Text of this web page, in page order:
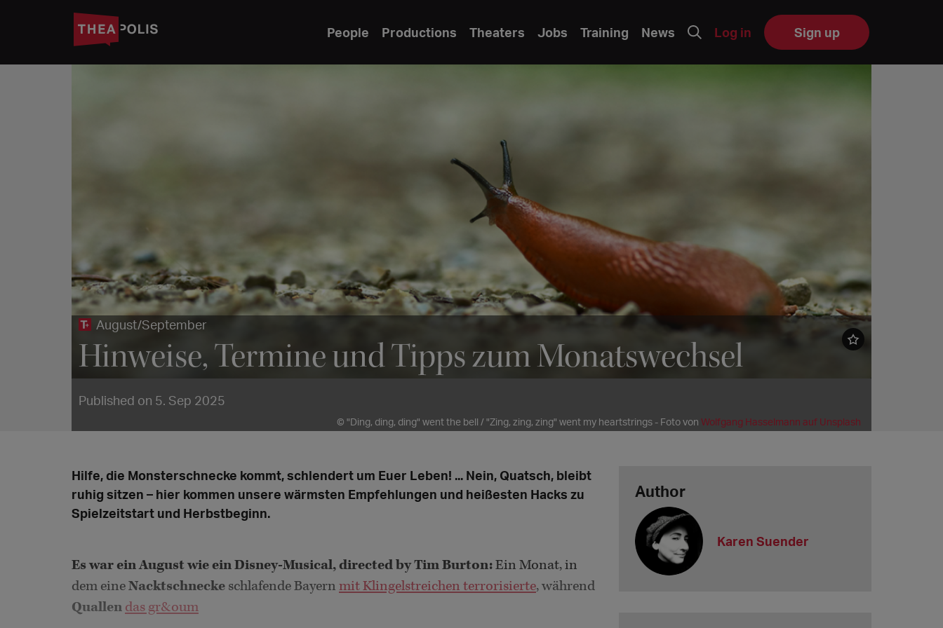
People Productions Theaters Jobs Training News Log in Sign up
August/September
Hinweise, Termine und Tipps zum Monatswechsel
Published on 5. Sep 2025
© "Ding, ding, ding" went the bell / "Zing, zing, zing" went my heartstrings - Foto von Wolfgang Hasselmann auf Unsplash
Hilfe, die Monsterschnecke kommt, schlendert um Euer Leben! ... Nein, Quatsch, bleibt
ruhig sitzen – hier kommen unsere wärmsten Empfehlungen und heißesten Hacks zu
Spielzeitstart und Herbstbeginn.
Es war ein August wie ein Disney-Musical, directed by Tim Burton:Ein Monat, in
dem eineNacktschnecke schlafende Bayern mit Klingelstreichen terrorisierte, während
Quallen das gr&oum
Author
Karen Suender